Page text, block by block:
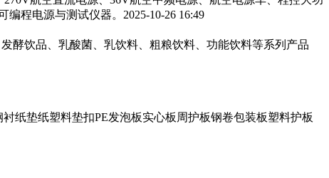
编程电源与测试仪器。 2025-10-26 16:49
酵饮品、乳酸菌、乳饮料、粗粮饮料、功能饮料等系列产品
纸垫纸塑料垫扣PE发泡板实心板周护板钢卷包装板塑料护板